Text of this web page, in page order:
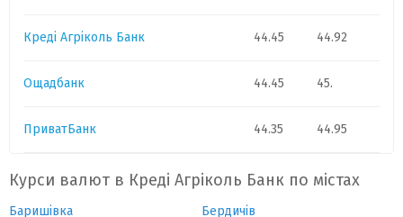
Креді Агріколь Банк 44.45 44.92
Ощадбанк 44.45 45.
ПриватБанк 44.35 44.95
Курси валют в Креді Агріколь Банк по містах
Баришівка Бердичів